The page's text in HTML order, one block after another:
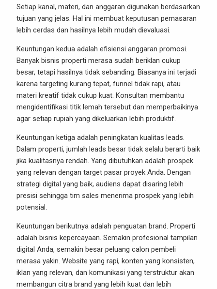
Setiap kanal, materi, dan anggaran digunakan berdasarkan
tujuan yang jelas. Hal ini membuat keputusan pemasaran
lebih cerdas dan hasilnya lebih mudah dievaluasi.
Keuntungan kedua adalah efisiensi anggaran promosi.
Banyak bisnis properti merasa sudah beriklan cukup
besar, tetapi hasilnya tidak sebanding. Biasanya ini terjadi
karena targeting kurang tepat, funnel tidak rapi, atau
materi kreatif tidak cukup kuat. Konsultan membantu
mengidentifikasi titik lemah tersebut dan memperbaikinya
agar setiap rupiah yang dikeluarkan lebih produktif.
Keuntungan ketiga adalah peningkatan kualitas leads.
Dalam properti, jumlah leads besar tidak selalu berarti baik
jika kualitasnya rendah. Yang dibutuhkan adalah prospek
yang relevan dengan target pasar proyek Anda. Dengan
strategi digital yang baik, audiens dapat disaring lebih
presisi sehingga tim sales menerima prospek yang lebih
potensial.
Keuntungan berikutnya adalah penguatan brand. Properti
adalah bisnis kepercayaan. Semakin profesional tampilan
digital Anda, semakin besar peluang calon pembeli
merasa yakin. Website yang rapi, konten yang konsisten,
iklan yang relevan, dan komunikasi yang terstruktur akan
membangun citra brand yang lebih kuat dan lebih